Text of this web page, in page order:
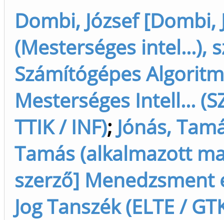
Dombi, József [Dombi,
(Mesterséges intel...),
Számítógépes
Mesterséges Intell...
TTIK / INF); Jónás,
Tamás (alkalmazott
szerző] Menedzsment
Jog Tanszék (ELTE /